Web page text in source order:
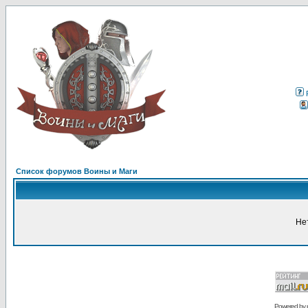
Список форумов Воины и Маги
Powered by